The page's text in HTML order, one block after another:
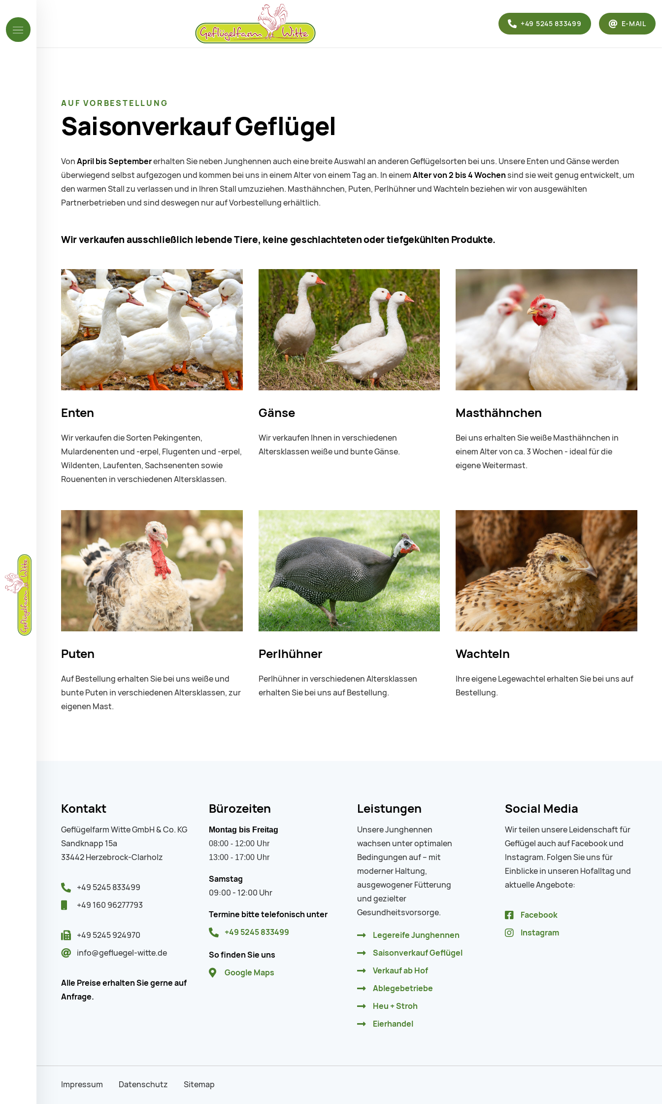
E-MAIL
+49 5245 833499
AUF VORBESTELLUNG
Saisonverkauf Geflügel
VonApril bis Septembererhalten Sie neben Junghennen auch eine breite Auswahl an anderen Geflügelsorten bei uns. Unsere Enten und Gänse werden
überwiegend selbst aufgezogen und kommen bei uns in einem Alter von einem Tag an. In einemAlter von 2 bis 4 Wochensind sie weit genug entwickelt, um
den warmen Stall zu verlassen und in Ihren Stall umzuziehen. Masthähnchen, Puten, Perlhühner und Wachteln beziehen wir von ausgewählten
Partnerbetrieben und sind deswegen nur auf Vorbestellung erhältlich.
Wir verkaufen ausschließlich lebende Tiere, keine geschlachteten oder tiefgekühlten Produkte.
Enten
Wir verkaufen die Sorten Pekingenten,
Mulardenenten und -erpel, Flugenten und -erpel,
Wildenten, Laufenten, Sachsenenten sowie
Rouenenten in verschiedenen Altersklassen.
Gänse
Wir verkaufen Ihnen in verschiedenen
Altersklassen weiße und bunte Gänse.
Masthähnchen
Bei uns erhalten Sie weiße Masthähnchen in
einem Alter von ca. 3 Wochen - ideal für die
eigene Weitermast.
Puten
Auf Bestellung erhalten Sie bei uns weiße und
bunte Puten in verschiedenen Altersklassen, zur
eigenen Mast.
Perlhühner
Perlhühner in verschiedenen Altersklassen
erhalten Sie bei uns auf Bestellung.
Wachteln
Ihre eigene Legewachtel erhalten Sie bei uns auf
Bestellung.
Kontakt
Geflügelfarm Witte GmbH & Co. KG
Sandknapp 15a
33442 Herzebrock-Clarholz
+49 5245 833499
+49 160 96277793
+49 5245 924970
info@gefluegel-witte.de
Alle Preise erhalten Sie gerne auf
Anfrage.
Bürozeiten
Montag bis Freitag
08:00 - 12:00 Uhr
13:00 - 17:00 Uhr
Samstag
09:00 - 12:00 Uhr
Termine bitte telefonisch unter
+49 5245 833499
So finden Sie uns
Google Maps
Leistungen
Unsere Junghennen
wachsen unter optimalen
Bedingungen auf – mit
moderner Haltung,
ausgewogener Fütterung
und gezielter
Gesundheitsvorsorge.
Legereife Junghennen
Saisonverkauf Geflügel
Verkauf ab Hof
Ablegebetriebe
Heu + Stroh
Eierhandel
Social Media
Wir teilen unsere Leidenschaft für
Geflügel auch auf Facebook und
Instagram. Folgen Sie uns für
Einblicke in unseren Hofalltag und
aktuelle Angebote:
Facebook
Instagram
Impressum Datenschutz Sitemap